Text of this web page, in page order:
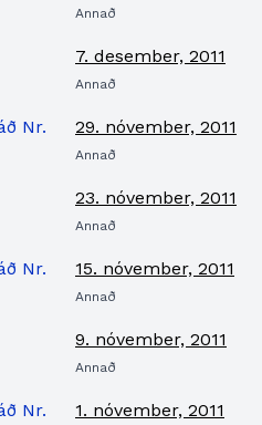
Annað
7. desember, 2011
Annað
Nr.
29. nóvember, 2011
Annað
23. nóvember, 2011
Annað
Nr.
15. nóvember, 2011
Annað
9. nóvember, 2011
Annað
Nr.
1. nóvember, 2011